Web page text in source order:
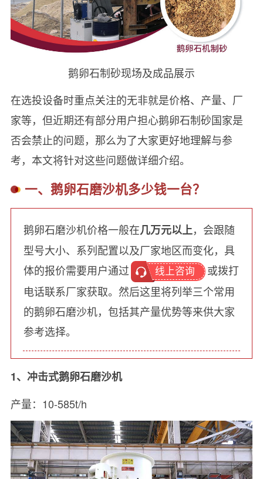
鹅卵石制砂现场及成品展示
在选投设备时重点关注的无非就是价格、产量、厂
家等，但近期还有部分用户担心鹅卵石制砂国家是
否会禁止的问题，那么为了大家更好地理解与参
考，本文将针对这些问题做详细介绍。
一、鹅卵石磨沙机多少钱一台？
鹅卵石磨沙机价格一般在几万元以上，会跟随
型号大小、系列配置以及厂家地区而变化，具
体的报价需要用户通过
线上咨询
或拨打
电话联系厂家获取。然后这里将列举三个常用
的鹅卵石磨沙机，包括其产量优势等来供大家
参考选择。
1、冲击式鹅卵石磨沙机
产量：10-585t/h